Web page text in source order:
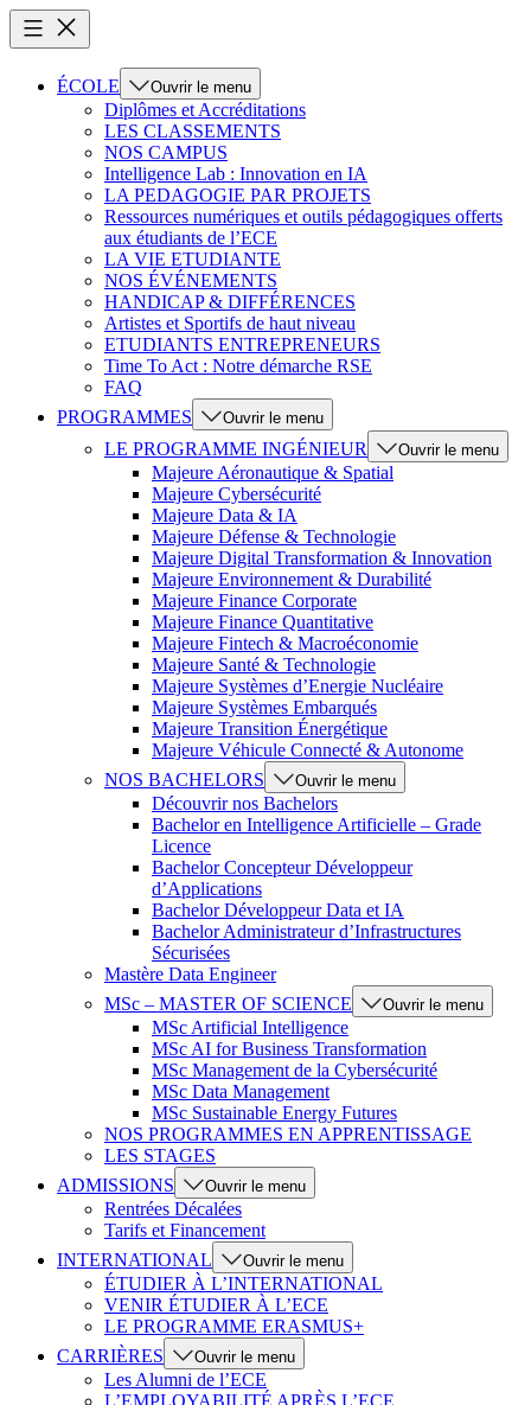
ÉCOLE Ouvrir le menu
Diplômes et Accréditations
LES CLASSEMENTS
NOS CAMPUS
Intelligence Lab : Innovation en IA
LA PEDAGOGIE PAR PROJETS
Ressources numériques et outils pédagogiques offerts
aux étudiants de l’ECE
LA VIE ETUDIANTE
NOS ÉVÉNEMENTS
HANDICAP & DIFFÉRENCES
Artistes et Sportifs de haut niveau
ETUDIANTS ENTREPRENEURS
Time To Act : Notre démarche RSE
FAQ
PROGRAMMES
Ouvrir le menu
LE PROGRAMME INGÉNIEUR Ouvrir le menu
Majeure Aéronautique & Spatial
Majeure Cybersécurité
Majeure Data & IA
Majeure Défense & Technologie
Majeure Digital Transformation & Innovation
Majeure Environnement & Durabilité
Majeure Finance Corporate
Majeure Finance Quantitative
Majeure Fintech & Macroéconomie
Majeure Santé & Technologie
Majeure Systèmes d’Energie Nucléaire
Majeure Systèmes Embarqués
Majeure Transition Énergétique
Majeure Véhicule Connecté & Autonome
NOS BACHELORS
Ouvrir le menu
Découvrir nos Bachelors
Bachelor en Intelligence Artificielle – Grade
Licence
Bachelor Concepteur Développeur
d’Applications
Bachelor Développeur Data et IA
Bachelor Administrateur d’Infrastructures
Sécurisées
Mastère Data Engineer
MSc – MASTER OF SCIENCE
Ouvrir le menu
MSc Artificial Intelligence
MSc AI for Business Transformation
MSc Management de la Cybersécurité
MSc Data Management
MSc Sustainable Energy Futures
NOS PROGRAMMES EN APPRENTISSAGE
LES STAGES
ADMISSIONS
Ouvrir le menu
Rentrées Décalées
Tarifs et Financement
INTERNATIONAL
Ouvrir le menu
ÉTUDIER À L’INTERNATIONAL
VENIR ÉTUDIER À L’ECE
LE PROGRAMME ERASMUS+
CARRIÈRES
Ouvrir le menu
Les Alumni de l’ECE
L’EMPLOYABILITÉ APRÈS L’ECE